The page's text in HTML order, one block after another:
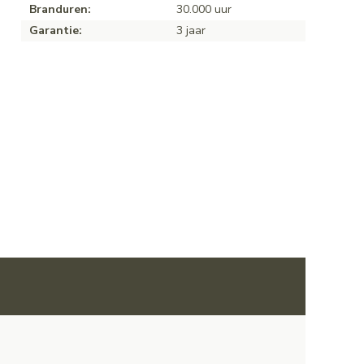
Branduren:
30.000 uur
Garantie:
3 jaar